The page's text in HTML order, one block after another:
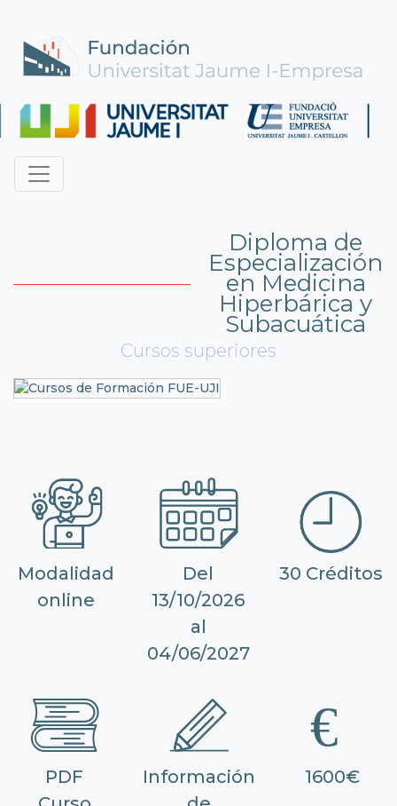
Diploma de
Especialización
en Medicina
Hiperbárica y
Subacuática
Cursos superiores
Modalidad
online
Del
13/10/2026
al
04/06/2027
30 Créditos
PDF
Información
1600€